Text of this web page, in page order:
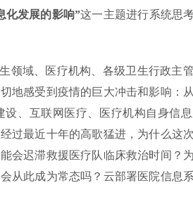
化发展的影响”这一主题进行系统思
领域、医疗机构、各级卫生行政主
地感受到疫情的巨大冲击和影响：
、互联网医疗、医疗机构自身信
过最近十年的高歌猛进，为什么这
会迟滞救援医疗队临床救治时间？
从此成为常态吗？云部署医院信息